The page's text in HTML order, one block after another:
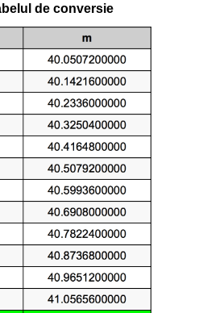
de conversie